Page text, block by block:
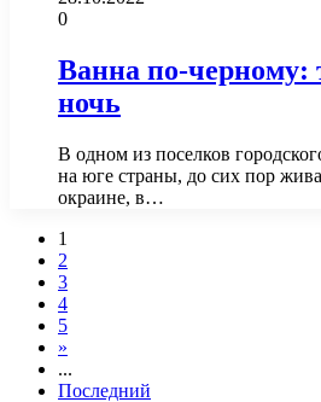
0
Ванна по-черному:
ночь
В одном из поселков
на юге страны, до сих пор
окраине, в…
1
2
3
4
5
»
...
Последний